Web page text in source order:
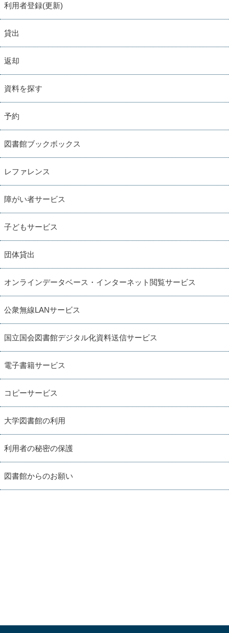
利用者登録(更新)
貸出
返却
資料を探す
予約
図書館ブックボックス
レファレンス
障がい者サービス
子どもサービス
団体貸出
オンラインデータベース・インターネット閲覧サービス
公衆無線LANサービス
国立国会図書館デジタル化資料送信サービス
電子書籍サービス
コピーサービス
大学図書館の利用
利用者の秘密の保護
図書館からのお願い